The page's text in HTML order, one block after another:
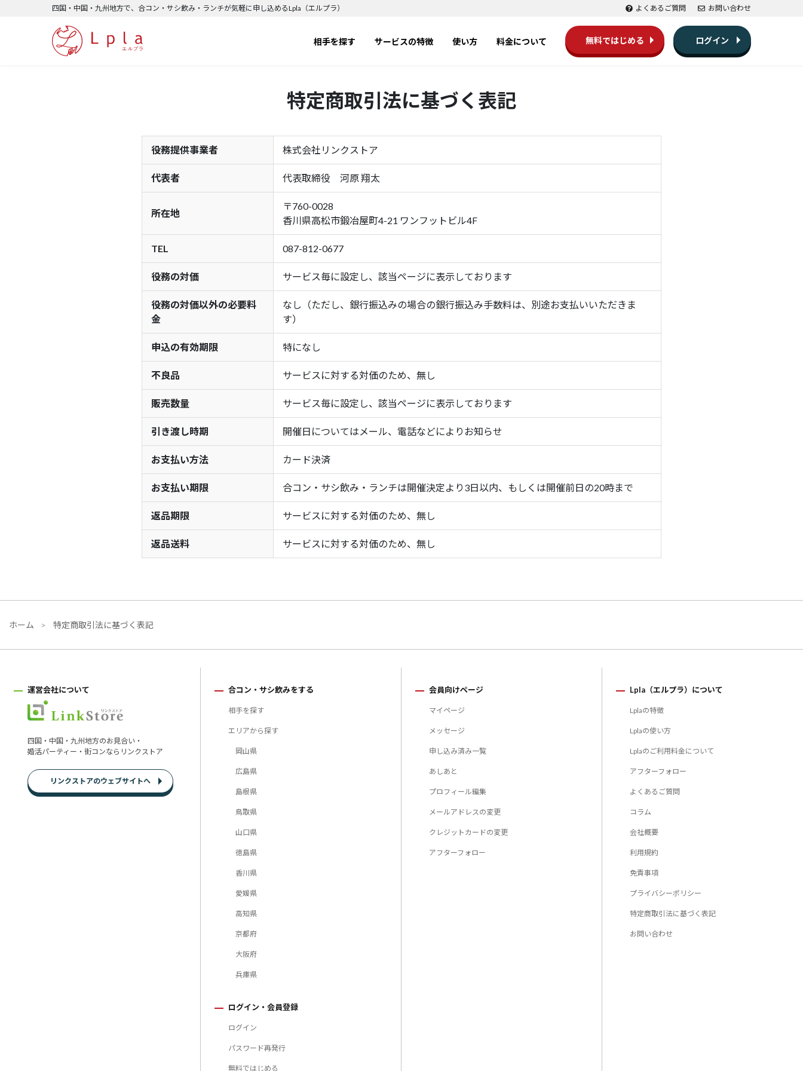
四国・中国・九州地方で、合コン・サシ飲み・ランチが気軽に申し込めるLpla（エルプラ） よくあるご質問 お問い合わせ
相手を探す サービスの特徴 使い方 料金について 無料ではじめる ログイン
特定商取引法に基づく表記
役務提供事業者 株式会社リンクストア
代表者 代表取締役 河原 翔太
所在地
〒760-0028
香川県高松市鍛冶屋町4-21 ワンフットビル4F
TEL 087-812-0677
役務の対価 サービス毎に設定し、該当ページに表示しております
役務の対価以外の必要料
金
なし（ただし、銀行振込みの場合の銀行振込み手数料は、別途お支払いいただきま
す）
申込の有効期限 特になし
不良品 サービスに対する対価のため、無し
販売数量 サービス毎に設定し、該当ページに表示しております
引き渡し時期 開催日についてはメール、電話などによりお知らせ
お支払い方法 カード決済
お支払い期限 合コン・サシ飲み・ランチは開催決定より3日以内、もしくは開催前日の20時まで
返品期限 サービスに対する対価のため、無し
返品送料 サービスに対する対価のため、無し
ホーム 特定商取引法に基づく表記
運営会社について
四国・中国・九州地方のお見合い・
婚活パーティー・街コンならリンクストア
リンクストアのウェブサイトへ
合コン・サシ飲みをする
相手を探す
エリアから探す
岡山県
広島県
島根県
鳥取県
山口県
徳島県
香川県
愛媛県
高知県
京都府
大阪府
兵庫県
ログイン・会員登録
ログイン
パスワード再発行
無料ではじめる
会員向けページ
マイページ
メッセージ
申し込み済み一覧
あしあと
プロフィール編集
メールアドレスの変更
クレジットカードの変更
アフターフォロー
Lpla（エルプラ）について
Lplaの特徴
Lplaの使い方
Lplaのご利用料金について
アフターフォロー
よくあるご質問
コラム
会社概要
利用規約
免責事項
プライバシーポリシー
特定商取引法に基づく表記
お問い合わせ